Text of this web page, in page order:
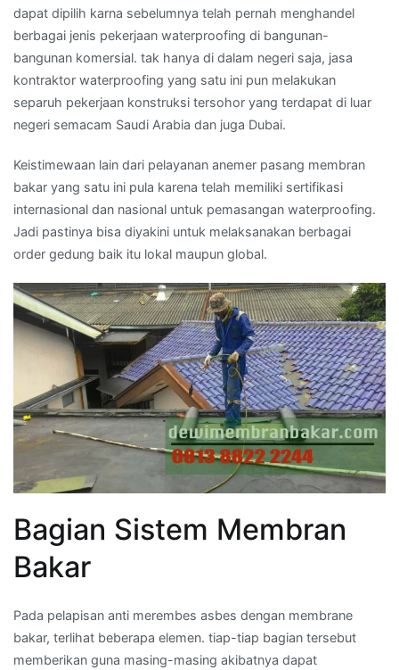
dapat dipilih karna sebelumnya telah pernah menghandel
berbagai jenis pekerjaan waterproofing di bangunan-
bangunan komersial. tak hanya di dalam negeri saja, jasa
kontraktor waterproofing yang satu ini pun melakukan
separuh pekerjaan konstruksi tersohor yang terdapat di luar
negeri semacam Saudi Arabia dan juga Dubai.
Keistimewaan lain dari pelayanan anemer pasang membran
bakar yang satu ini pula karena telah memiliki sertifikasi
internasional dan nasional untuk pemasangan waterproofing.
Jadi pastinya bisa diyakini untuk melaksanakan berbagai
order gedung baik itu lokal maupun global.
Bagian Sistem Membran
Bakar
Pada pelapisan anti merembes asbes dengan membrane
bakar, terlihat beberapa elemen. tiap-tiap bagian tersebut
memberikan guna masing-masing akibatnya dapat